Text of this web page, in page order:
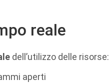
reale
dell’utilizzo delle risorse:
aperti